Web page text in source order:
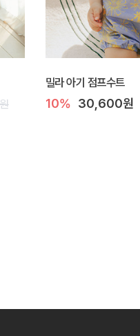
밀라 아기 점프수트
10% 30,600원